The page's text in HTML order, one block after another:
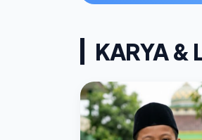
KARYA &